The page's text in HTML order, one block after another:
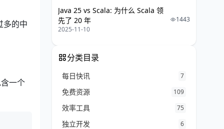
多的中
一个
Java 25 vs Scala: 为什么 Scala 领
先了 20 年
2025-11-10
1443
分类目录
每日快讯 7
免费资源 109
效率工具 75
独立开发 6